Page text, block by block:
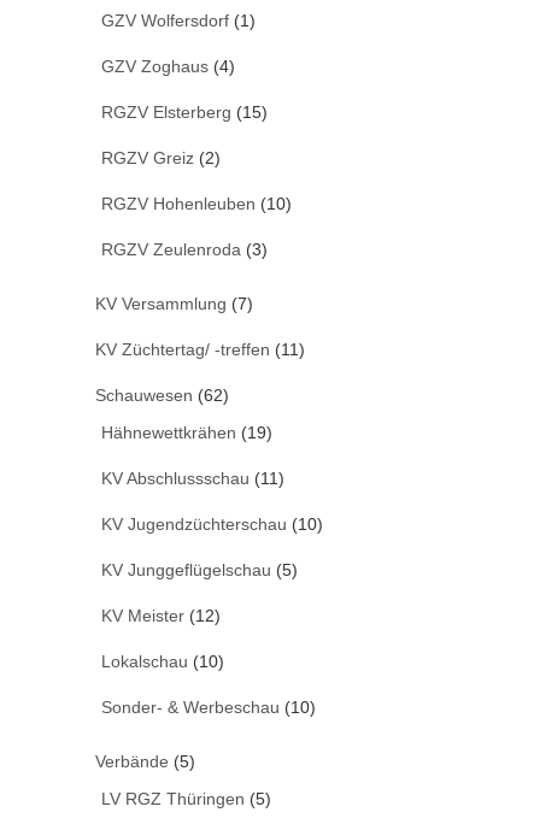
GZV Wolfersdorf (1)
GZV Zoghaus (4)
RGZV Elsterberg (15)
RGZV Greiz (2)
RGZV Hohenleuben (10)
RGZV Zeulenroda (3)
KV Versammlung (7)
KV Züchtertag/ -treffen (11)
Schauwesen (62)
Hähnewettkrähen (19)
KV Abschlussschau (11)
KV Jugendzüchterschau (10)
KV Junggeflügelschau (5)
KV Meister (12)
Lokalschau (10)
Sonder- & Werbeschau (10)
Verbände (5)
LV RGZ Thüringen (5)